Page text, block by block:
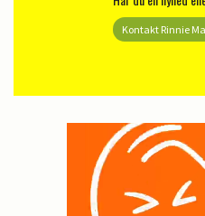
Kontakt Rinnie